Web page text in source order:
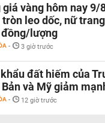
giá vàng hôm nay 9/
tròn leo dốc, nữ
lượng
- 3 giờ trước
đất hiếm của
và Mỹ giảm
- 12 giờ trước